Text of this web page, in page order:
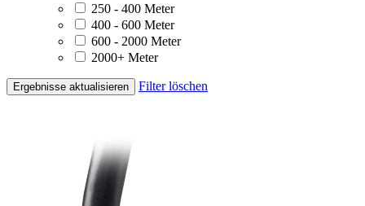
250 - 400 Meter
400 - 600 Meter
600 - 2000 Meter
2000+ Meter
Ergebnisse aktualisieren Filter löschen